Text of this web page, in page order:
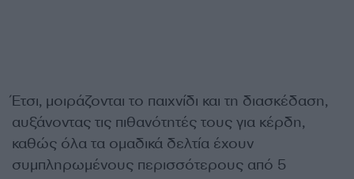
Έτσι, μοιράζονται το παιχνίδι και τη διασκέδαση,
αυξάνοντας τις πιθανότητές τους για κέρδη,
καθώς όλα τα ομαδικά δελτία έχουν
συμπληρωμένους περισσότερους από 5